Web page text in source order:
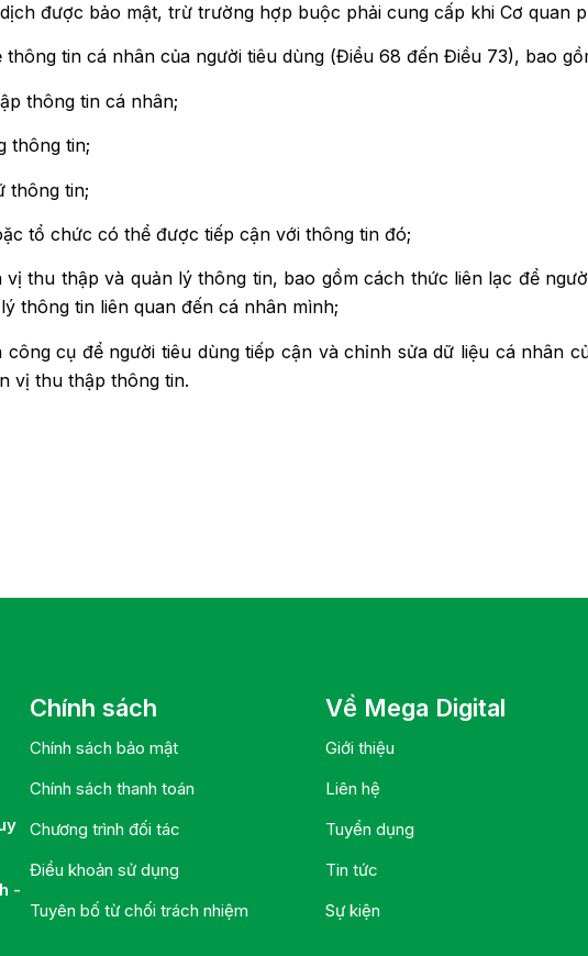
được bảo mật, trừ trường hợp buộc phải cung cấp khi Cơ quan
thông tin cá nhân của người tiêu dùng (Điều 68 đến Điều 73), bao
thông tin cá nhân;
thông tin;
thông tin;
tổ chức có thể được tiếp cận với thông tin đó;
thu thập và quản lý thông tin, bao gồm cách thức liên lạc để
thông tin liên quan đến cá nhân mình;
công cụ để người tiêu dùng tiếp cận và chỉnh sửa dữ liệu cá nhân
vị thu thập thông tin.
-
Chính sách
Chính sách bảo mật
Chính sách thanh toán
Chương trình đối tác
Điều khoản sử dụng
Tuyên bố từ chối trách nhiệm
Về Mega Digital
Giới thiệu
Liên hệ
Tuyển dụng
Tin tức
Sự kiện